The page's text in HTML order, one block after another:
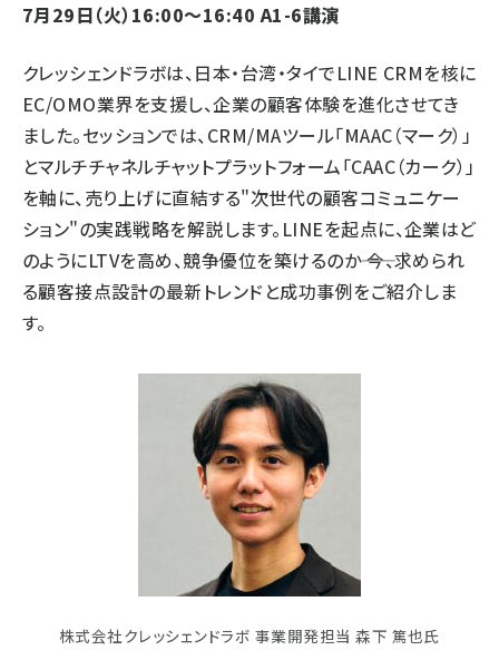
7月29日（火）16:00～16:40 A1-6講演
クレッシェンドラボは、日本・台湾・タイでLINE CRMを核に
EC/OMO業界を支援し、企業の顧客体験を進化させてき
ました。セッションでは、CRM/MAツール「MAAC（マーク）」
とマルチチャネルチャットプラットフォーム「CAAC（カーク）」
を軸に、売り上げに直結する"次世代の顧客コミュニケー
ション"の実践戦略を解説します。LINEを起点に、企業はど
のようにLTVを高め、競争優位を築けるのか―― 今、求められ
る顧客接点設計の最新トレンドと成功事例をご紹介しま
す。
株式会社クレッシェンドラボ 事業開発担当 森下 篤也氏